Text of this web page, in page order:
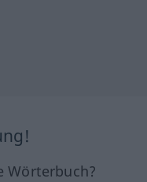
Wörterbuch?